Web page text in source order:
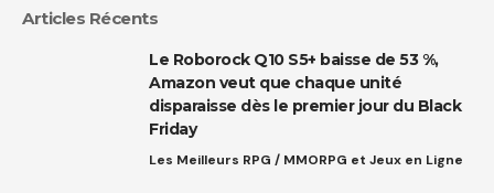
Articles Récents
Le Roborock Q10 S5+ baisse de 53 %,
Amazon veut que chaque unité
disparaisse dès le premier jour du Black
Friday
Les Meilleurs RPG / MMORPG et Jeux en Ligne